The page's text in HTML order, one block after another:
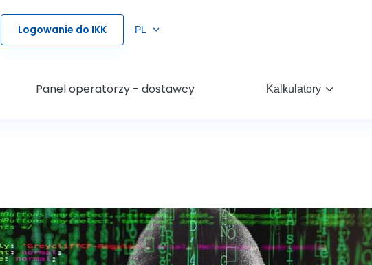
Logowanie do IKK PL
Panel operatorzy - dostawcy Kalkulatory